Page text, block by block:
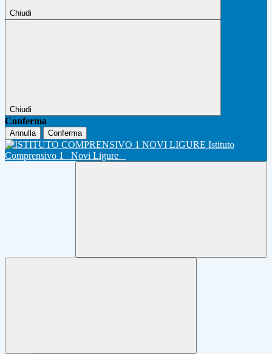
Chiudi
Chiudi
Conferma
Annulla Conferma
Istituto
Comprensivo 1
Novi Ligure